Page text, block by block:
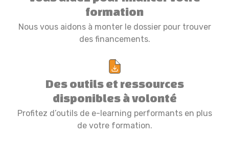
formation
Nous vous aidons à monter le dossier pour trouver
des financements.
Des outils et ressources
disponibles à volonté
Profitez d’outils de e-learning performants en plus
de votre formation.